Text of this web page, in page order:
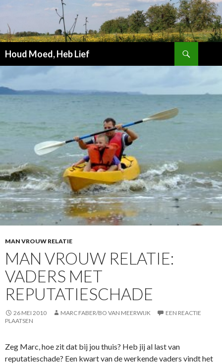
Houd Moed, Heb Lief
MAN VROUW RELATIE
MAN VROUW RELATIE:
VADERS MET
REPUTATIESCHADE
26 MEI 2010 MARC FABER/BO VAN MEERWIJK
EEN REACTIE
PLAATSEN
Zeg Marc, hoe zit dat bij jou thuis? Heb jij al last van
reputatieschade? Een kwart van de werkende vaders vindt het